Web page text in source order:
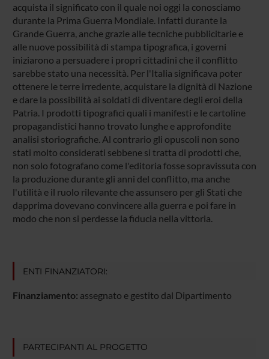
acquista il significato con il quale noi oggi la conosciamo
durante la Prima Guerra Mondiale. Infatti durante la
Grande Guerra, anche grazie alle tecniche pubblicitarie e
alle nuove possibilità di stampa tipografica, i governi
iniziarono a persuadere i propri cittadini che il conflitto
sarebbe stato una necessità. Per l'Italia significava poter
ottenere le terre irredente, acquistare la dignità di Nazione
e dare la possibilità ai soldati di diventare degli eroi della
Patria. I prodotti tipografici quali i manifesti e le cartoline
propagandistici hanno trovato lunghe e approfondite
analisi storiografiche. Al contrario gli opuscoli non sono
stati molto considerati sebbene si tratta di prodotti che,
non solo fotografano come l'editoria fosse sopravissuta con
la produzione durante gli anni del conflitto, ma anche
l'utilità e il ruolo rilevante che assunsero per gli Stati che
dapprima dovevano convincere alla guerra e poi fare in
modo che non si perdesse la fiducia nella vittoria.
ENTI FINANZIATORI:
Finanziamento: assegnato e gestito dal Dipartimento
PARTECIPANTI AL PROGETTO